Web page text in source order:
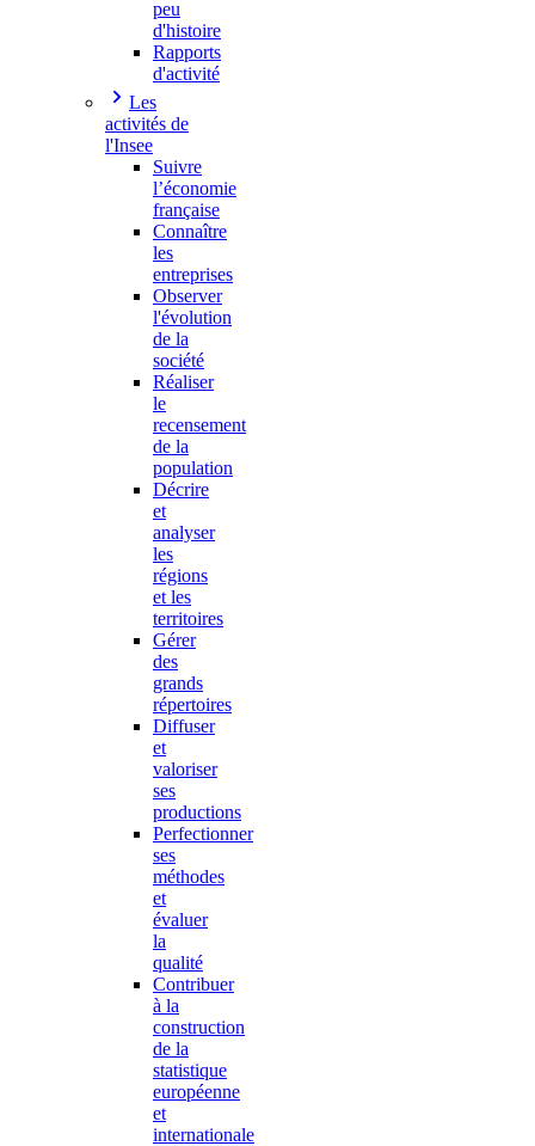
peu
d'histoire
Rapports
d'activité
Les
activités de
l'Insee
Suivre
l’économie
française
Connaître
les
entreprises
Observer
l'évolution
de la
société
Réaliser
le
recensement
de la
population
Décrire
et
analyser
les
régions
et les
territoires
Gérer
des
grands
répertoires
Diffuser
et
valoriser
ses
productions
Perfectionner
ses
méthodes
et
évaluer
la
qualité
Contribuer
à la
construction
de la
statistique
européenne
et
internationale